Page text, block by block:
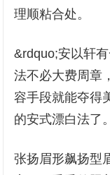
理顺粘合处。
&rdquo;安以轩
法不必大费周章
容手段就能夺得
的安式漂白法了。
张扬眉形飙扬型